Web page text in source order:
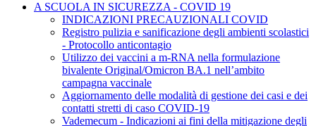
A SCUOLA IN SICUREZZA - COVID 19
INDICAZIONI PRECAUZIONALI COVID
Registro pulizia e sanificazione degli ambienti scolastici
- Protocollo anticontagio
Utilizzo dei vaccini a m-RNA nella formulazione
bivalente Original/Omicron BA.1 nell’ambito
campagna vaccinale
Aggiornamento delle modalità di gestione dei casi e dei
contatti stretti di caso COVID-19
Vademecum - Indicazioni ai fini della mitigazione degli